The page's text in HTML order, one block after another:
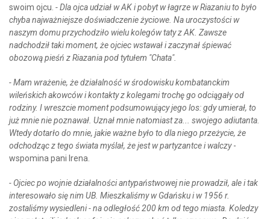
swoim ojcu. - Dla ojca udział w AK i pobyt w łagrze w Riazaniu to było
chyba najważniejsze doświadczenie życiowe. Na uroczystości w
naszym domu przychodziło wielu kolegów taty z AK. Zawsze
nadchodził taki moment, że ojciec wstawał i zaczynał śpiewać
obozową pieśń z Riazania pod tytułem "Chata".
- Mam wrażenie, że działalność w środowisku kombatanckim
wileńskich akowców i kontakty z kolegami trochę go odciągały od
rodziny. I wreszcie moment podsumowujący jego los: gdy umierał, to
już mnie nie poznawał. Uznał mnie natomiast za... swojego adiutanta.
Wtedy dotarło do mnie, jakie ważne było to dla niego przeżycie, że
odchodząc z tego świata myślał, że jest w partyzantce i walczy-
wspomina pani Irena.
- Ojciec po wojnie działalności antypaństwowej nie prowadził, ale i tak
interesowało się nim UB. Mieszkaliśmy w Gdańsku i w 1956 r.
zostaliśmy wysiedleni - na odległość 200 km od tego miasta. Koledzy